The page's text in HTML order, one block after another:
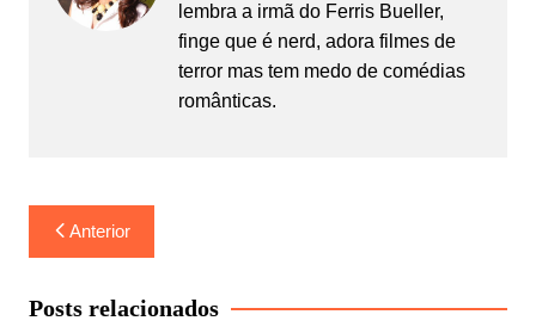
lembra a irmã do Ferris Bueller,
finge que é nerd, adora filmes de
terror mas tem medo de comédias
românticas.
Navegação
de
Post
Anterior
Posts relacionados